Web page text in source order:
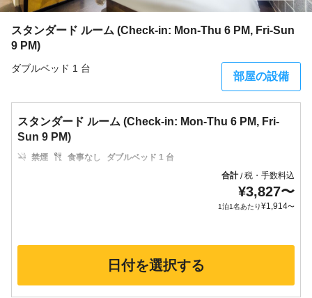
スタンダード ルーム (Check-in: Mon-Thu 6 PM, Fri-Sun
9 PM)
ダブルベッド 1 台
部屋の設備
スタンダード ルーム (Check-in: Mon-Thu 6 PM, Fri-
Sun 9 PM)
禁煙 食事なし
ダブルベッド 1 台
合計/税・手数料込
¥3,827〜
1泊1名あたり¥1,914〜
日付を選択する